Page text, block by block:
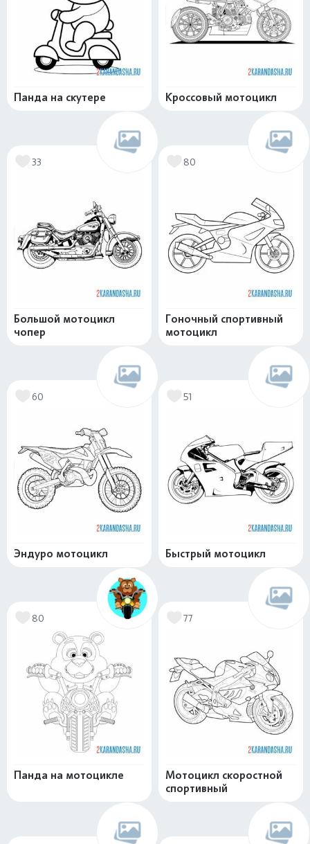
Панда на скутере Кроссовый мотоцикл
33
Большой мотоцикл
чопер
80
Гоночный спортивный
мотоцикл
60
Эндуро мотоцикл
51
Быстрый мотоцикл
80
Панда на мотоцикле
77
Мотоцикл скоростной
спортивный